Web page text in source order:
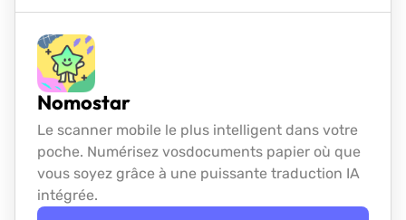
Nomostar
Le scanner mobile le plus intelligent dans votre
poche. Numérisez vosdocuments papier où que
vous soyez grâce à une puissante traduction IA
intégrée.